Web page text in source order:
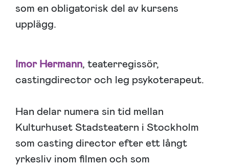
som en obligatorisk del av kursens
upplägg.
Imor Hermann, teaterregissör,
castingdirector och leg psykoterapeut.
Han delar numera sin tid mellan
Kulturhuset Stadsteatern i Stockholm
som casting director efter ett långt
yrkesliv inom filmen och som